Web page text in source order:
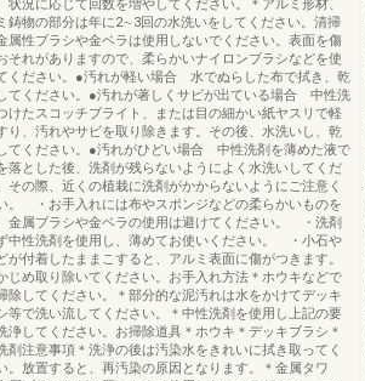
状況に応じて回数を増やしてください。＊アルミ形材、
鋳物の部分は年に2∼3回の水洗いをしてください。清掃
属性ブラシや金ベラは使用しないでください。表面を傷
それがありますので、柔らかいナイロンブラシなどを使
ください。●汚れが軽い場合 水でぬらした布で拭き、乾
てください。●汚れが著しくサビが出ている場合 中性洗
けたスコッチブライト、または目の細かい紙ヤスリで軽
り、汚れやサビを取り除きます。その後、水洗いし、乾
てください。●汚れがひどい場合 中性洗剤を薄めた液で
落とした後、洗剤が残らないようによく水洗いしてくだ
その際、近くの植栽に洗剤がかからないようにご注意く
。 ・お手入れには布やスポンジなどの柔らかいものを
金属ブラシや金ベラの使用は避けてください。 ・洗剤
中性洗剤を使用し、薄めてお使いください。 ・小石や
が付着したままこすると、アルミ表面に傷がつきます。
じめ取り除いてください。お手入れ方法＊ホウキなどで
除してください。＊部分的な泥汚れは水をかけてデッキ
等で洗い流してください。＊中性洗剤を使用し上記の要
浄してください。お掃除道具＊ホウキ＊デッキブラシ＊
剤注意事項＊洗浄の後は汚染水をきれいに拭き取ってく
。放置すると、再汚染の原因となります。＊金属タワ